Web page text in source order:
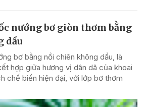
nướng bơ giòn thơm bằng
dầu
bơ bằng nồi chiên không dầu, là
hợp giữa hương vị dân dã của khoai
chế biến hiện đại, với lớp bơ thơm